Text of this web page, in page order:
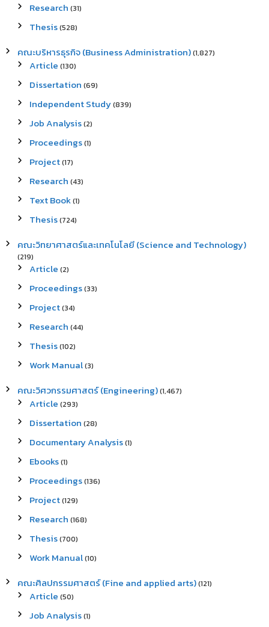
Research (31)
Thesis(528)
คณะบริหารธุรกิจ (Business Administration)(1,827)
Article (130)
Dissertation (69)
Independent Study(839)
Job Analysis(2)
Proceedings(1)
Project(17)
Research (43)
Text Book(1)
Thesis(724)
คณะวิทยาศาสตร์และเทคโนโลยี (Science and Technology)
(219)
Article (2)
Proceedings(33)
Project(34)
Research (44)
Thesis(102)
Work Manual(3)
คณะวิศวกรรมศาสตร์ (Engineering)(1,467)
Article (293)
Dissertation (28)
Documentary Analysis(1)
Ebooks(1)
Proceedings(136)
Project(129)
Research (168)
Thesis(700)
Work Manual(10)
คณะศิลปกรรมศาสตร์ (Fine and applied arts)(121)
Article (50)
Job Analysis(1)